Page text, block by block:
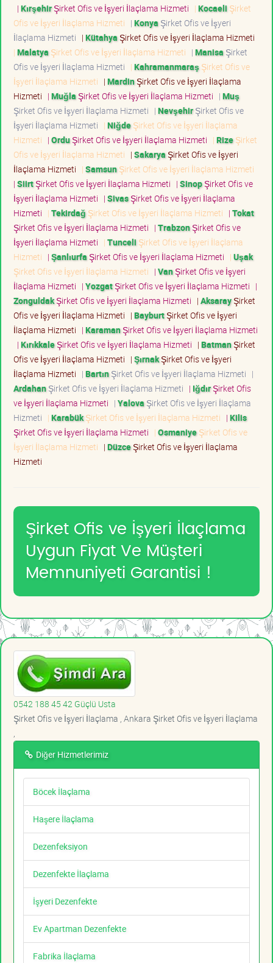
| KırşehirŞirket Ofis ve İşyeri İlaçlama Hizmeti | Kocaeli Şirket
Ofis ve İşyeri İlaçlama Hizmeti | Konya Şirket Ofis ve İşyeri
İlaçlama Hizmeti | KütahyaŞirket Ofis ve İşyeri İlaçlama Hizmeti
| Malatya Şirket Ofis ve İşyeri İlaçlama Hizmeti | Manisa Şirket
Ofis ve İşyeri İlaçlama Hizmeti | Kahramanmaraş Şirket Ofis ve
İşyeri İlaçlama Hizmeti | MardinŞirket Ofis ve İşyeri İlaçlama
Hizmeti | MuğlaŞirket Ofis ve İşyeri İlaçlama Hizmeti | Muş
Şirket Ofis ve İşyeri İlaçlama Hizmeti | NevşehirŞirket Ofis ve
İşyeri İlaçlama Hizmeti | NiğdeŞirket Ofis ve İşyeri İlaçlama
Hizmeti | OrduŞirket Ofis ve İşyeri İlaçlama Hizmeti | RizeŞirket
Ofis ve İşyeri İlaçlama Hizmeti | SakaryaŞirket Ofis ve İşyeri
İlaçlama Hizmeti | SamsunŞirket Ofis ve İşyeri İlaçlama Hizmeti
| SiirtŞirket Ofis ve İşyeri İlaçlama Hizmeti | SinopŞirket Ofis ve
İşyeri İlaçlama Hizmeti | SivasŞirket Ofis ve İşyeri İlaçlama
Hizmeti | Tekirdağ Şirket Ofis ve İşyeri İlaçlama Hizmeti | Tokat
Şirket Ofis ve İşyeri İlaçlama Hizmeti | TrabzonŞirket Ofis ve
İşyeri İlaçlama Hizmeti | Tunceli Şirket Ofis ve İşyeri İlaçlama
Hizmeti | ŞanlıurfaŞirket Ofis ve İşyeri İlaçlama Hizmeti | Uşak
Şirket Ofis ve İşyeri İlaçlama Hizmeti | VanŞirket Ofis ve İşyeri
İlaçlama Hizmeti | YozgatŞirket Ofis ve İşyeri İlaçlama Hizmeti |
ZonguldakŞirket Ofis ve İşyeri İlaçlama Hizmeti | AksarayŞirket
Ofis ve İşyeri İlaçlama Hizmeti | BayburtŞirket Ofis ve İşyeri
İlaçlama Hizmeti | KaramanŞirket Ofis ve İşyeri İlaçlama Hizmeti
| KırıkkaleŞirket Ofis ve İşyeri İlaçlama Hizmeti | BatmanŞirket
Ofis ve İşyeri İlaçlama Hizmeti | ŞırnakŞirket Ofis ve İşyeri
İlaçlama Hizmeti | BartınŞirket Ofis ve İşyeri İlaçlama Hizmeti |
ArdahanŞirket Ofis ve İşyeri İlaçlama Hizmeti | IğdırŞirket Ofis
ve İşyeri İlaçlama Hizmeti | Yalova Şirket Ofis ve İşyeri İlaçlama
Hizmeti | KarabükŞirket Ofis ve İşyeri İlaçlama Hizmeti | Kilis
Şirket Ofis ve İşyeri İlaçlama Hizmeti | OsmaniyeŞirket Ofis ve
İşyeri İlaçlama Hizmeti | DüzceŞirket Ofis ve İşyeri İlaçlama
Hizmeti
Şirket Ofis ve İşyeri İlaçlama
Uygun Fiyat Ve Müşteri
Memnuniyeti Garantisi !
0542 188 45 42 Güçlü Usta
Şirket Ofis ve İşyeri İlaçlama , Ankara Şirket Ofis ve İşyeri İlaçlama
,
Diğer Hizmetlerimiz
Böcek İlaçlama
Haşere İlaçlama
Dezenfeksiyon
Dezenfekte İlaçlama
İşyeri Dezenfekte
Ev Apartman Dezenfekte
Fabrika İlaçlama